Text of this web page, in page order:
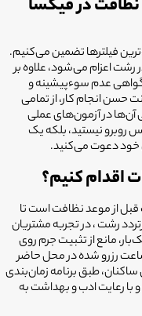
در فیکسا
فیلترها تضمین می‌کنیم.
اعزام می‌شود، علاوه بر
عدم سوءپیشینه و
حسن انجام کار، از تمامی
در آزمون‌های عملی
روبرو نیستید، بلکه یک
خود دعوت می‌کنید.
اقدام کنیم؟
ثبت سفارش، حداقل ۲۴ ساعت قبل از موعد نظافت است تا
رشت ، در تجربه مشتریان
مانع از تثبیت جرم روی
رزرو شده در محل حاضر
طبق برنامه زمان‌بندی
با رعایت ادب و بهداشت به